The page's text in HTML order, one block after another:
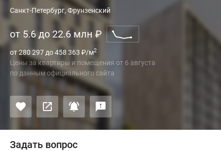
Санкт-Петербург, Фрунзенский
от 5.6 до 22.6 млн ₽
от 280 297 до 458 363 ₽/м2
Цены за квартиры и помещения от 6 августа
по данным официального сайта
Задать вопрос